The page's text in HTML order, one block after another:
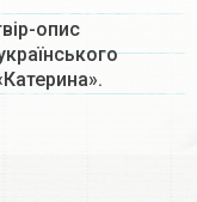
опис